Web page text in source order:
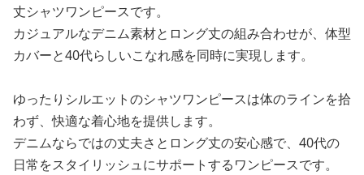
丈シャツワンピースです。
カジュアルなデニム素材とロング丈の組み合わせが、体型
カバーと40代らしいこなれ感を同時に実現します。
ゆったりシルエットのシャツワンピースは体のラインを拾
わず、快適な着心地を提供します。
デニムならではの丈夫さとロング丈の安心感で、40代の
日常をスタイリッシュにサポートするワンピースです。